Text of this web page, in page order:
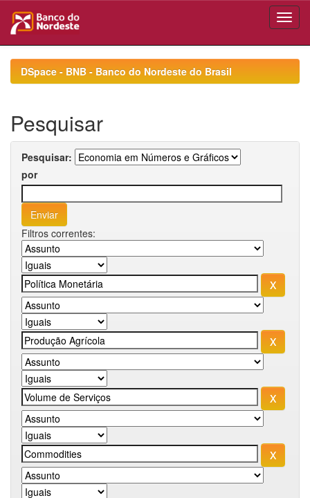
navigationDSpace - BNB - Banco do Nordeste do Brasil
Pesquisar
Pesquisar:
por
Filtros correntes: